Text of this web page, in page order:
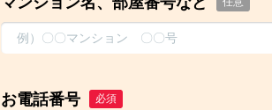
お電話番号 必須